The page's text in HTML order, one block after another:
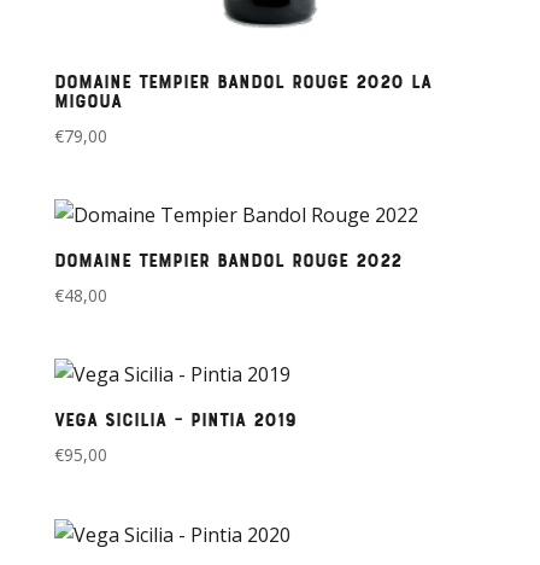
Domaine Tempier Bandol Rouge 2020 La
Migoua
€79,00
Domaine Tempier Bandol Rouge 2022
€48,00
Vega Sicilia – Pintia 2019
€95,00